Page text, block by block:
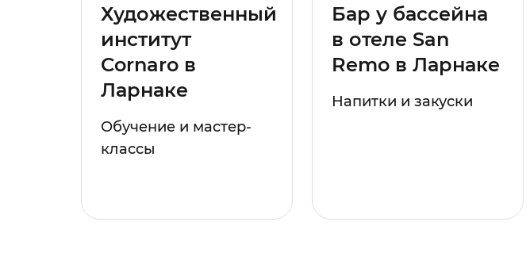
Художественный
институт
Cornaro в
Ларнаке
Обучение и мастер-
классы
Бар у бассейна
в отеле San
Remo в Ларнаке
Напитки и закуски